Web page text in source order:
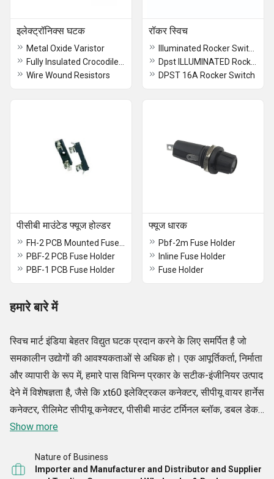
इलेक्ट्रॉनिक्स घटक
Metal Oxide Varistor
Wire Wound Resistors
रॉकर स्विच
DPST 16A Rocker Switch
पीसीबी माउंटेड फ्यूज होल्डर
PBF-2 PCB Fuse Holder
PBF-1 PCB Fuse Holder
फ्यूज धारक
Pbf-2m Fuse Holder
Inline Fuse Holder
Fuse Holder
हमारे बारे में
स्विच मार्ट इंडिया बेहतर विद्युत घटक प्रदान करने के लिए समर्पित है जो
समकालीन उद्योगों की आवश्यकताओं से अधिक हो। एक आपूर्तिकर्ता, निर्माता
और व्यापारी के रूप में, हमारे पास विभिन्न प्रकार के सटीक-इंजीनियर उत्पाद
देने में विशेषज्ञता है, जैसे कि xt60 इलेक्ट्रिकल कनेक्टर, सीपीयू वायर हार्नेस
कनेक्टर, रीलिमेट सीपीयू कनेक्टर, पीसीबी माउंट टर्मिनल ब्लॉक, डबल डेकर
पीसीबी टर्मिनल ब्लॉक, माइक्रो यूएसबी कनेक्टर, मेन डोर स्विच, जेनर
स्विच, और अन्य। हमारे उत्पादों को विश्वसनीयता, दक्षता और नवीनता के
Show more
Nature of Business
Importer and Manufacturer and Distributor and Supplier